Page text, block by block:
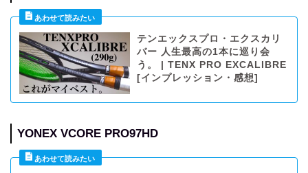
テンエックスプロ・エクスカリ
バー 人生最高の1本に巡り会
う。 | TENX PRO EXCALIBRE
[インプレッション・感想]
YONEX VCORE PRO97HD